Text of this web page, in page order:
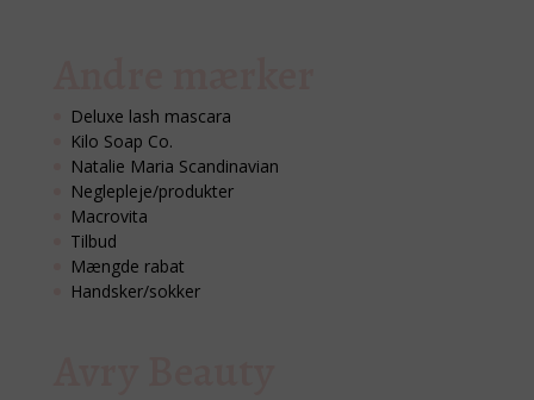
Deluxe lash mascara
Kilo Soap Co.
Natalie Maria Scandinavian
Neglepleje/produkter
Macrovita
Tilbud
Mængde rabat
Handsker/sokker